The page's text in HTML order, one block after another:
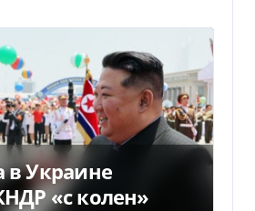
в Украине
«с колен»